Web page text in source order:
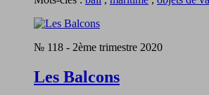
№ 118 - 2ème trimestre 2020
Les Balcons